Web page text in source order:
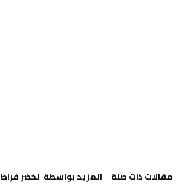
‫مقالات ذات صلة‬ ‫‫المزيد بواسطة‬ ‬ لخضر فراط